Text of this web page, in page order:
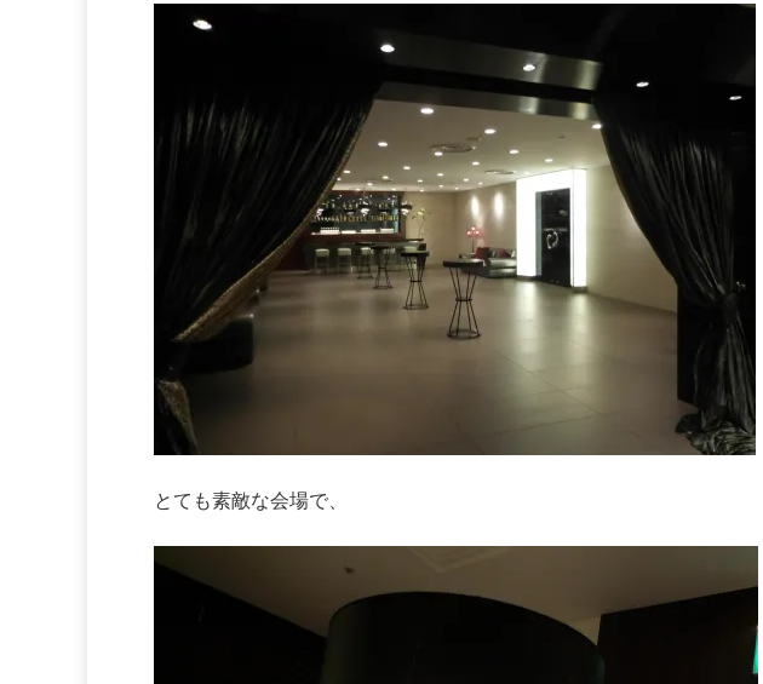
とても素敵な会場で、